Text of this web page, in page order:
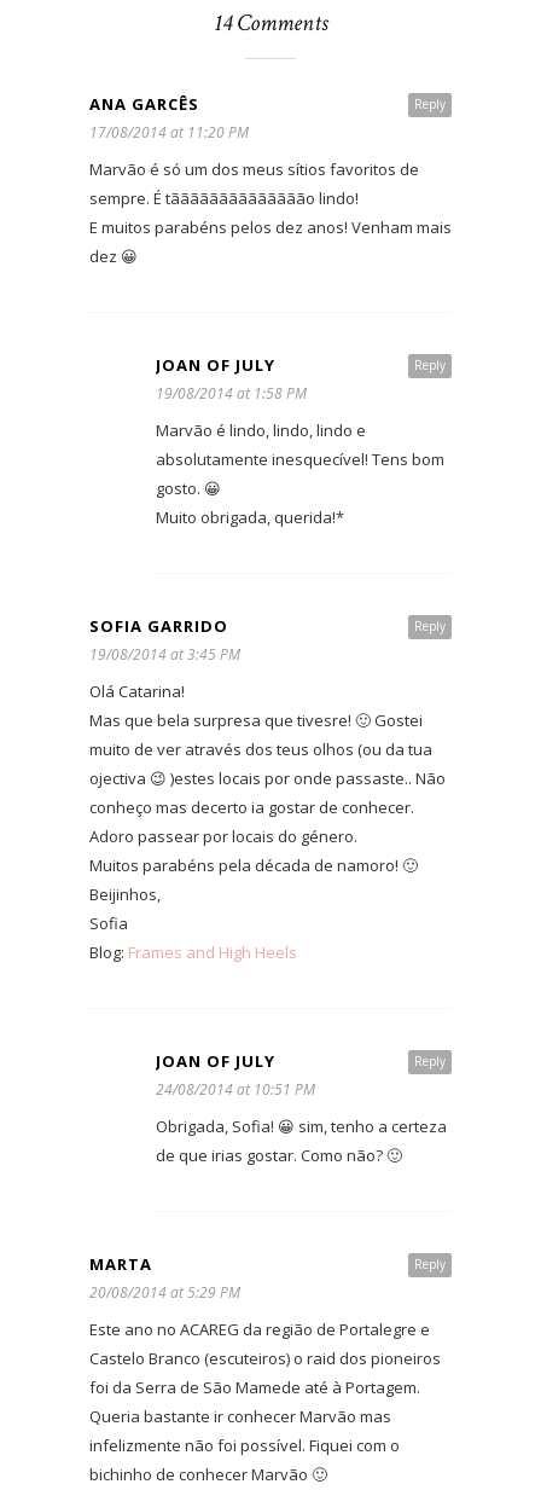
14 Comments
Reply
ANA GARCÊS
17/08/2014 at 11:20 PM
Marvão é só um dos meus sítios favoritos de
sempre. É tãããããããããããããão lindo!
E muitos parabéns pelos dez anos! Venham mais
dez 😀
Reply
JOAN OF JULY
19/08/2014 at 1:58 PM
Marvão é lindo, lindo, lindo e
absolutamente inesquecível! Tens bom
gosto. 😀
Muito obrigada, querida!*
Reply
SOFIA GARRIDO
19/08/2014 at 3:45 PM
Olá Catarina!
Mas que bela surpresa que tivesre! 🙂 Gostei
muito de ver através dos teus olhos (ou da tua
ojectiva 😉 )estes locais por onde passaste.. Não
conheço mas decerto ia gostar de conhecer.
Adoro passear por locais do género.
Muitos parabéns pela década de namoro! 🙂
Beijinhos,
Sofia
Blog: Frames and High Heels
Reply
JOAN OF JULY
24/08/2014 at 10:51 PM
Obrigada, Sofia! 😀 sim, tenho a certeza
de que irias gostar. Como não? 🙂
Reply
MARTA
20/08/2014 at 5:29 PM
Este ano no ACAREG da região de Portalegre e
Castelo Branco (escuteiros) o raid dos pioneiros
foi da Serra de São Mamede até à Portagem.
Queria bastante ir conhecer Marvão mas
infelizmente não foi possível. Fiquei com o
bichinho de conhecer Marvão 🙂